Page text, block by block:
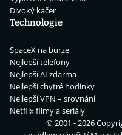
Divoký kačer
Technologie
SpaceX na burze
Nejlepší telefony
Nejlepší AI zdarma
Nejlepší chytré hodinky
Nejlepší VPN – srovnání
Netflix filmy a seriály
© 2001 - 2026